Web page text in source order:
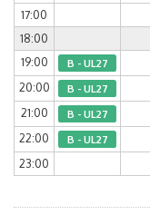
17:00
18:00
19:00
B - UL27
20:00 B - UL27
21:00 B - UL27
22:00 B - UL27
23:00